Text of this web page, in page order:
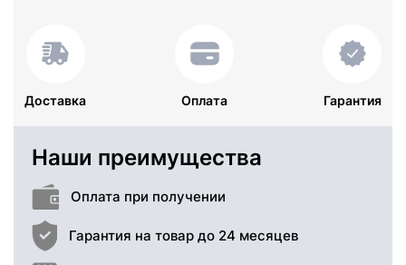
Доставка Оплата Гарантия
Наши преимущества
Оплата при получении
Гарантия на товар до 24 месяцев